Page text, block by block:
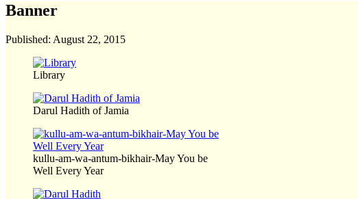
Banner
Published: August 22, 2015
Library
Darul Hadith of Jamia
kullu-am-wa-antum-bikhair-May You be
Well Every Year